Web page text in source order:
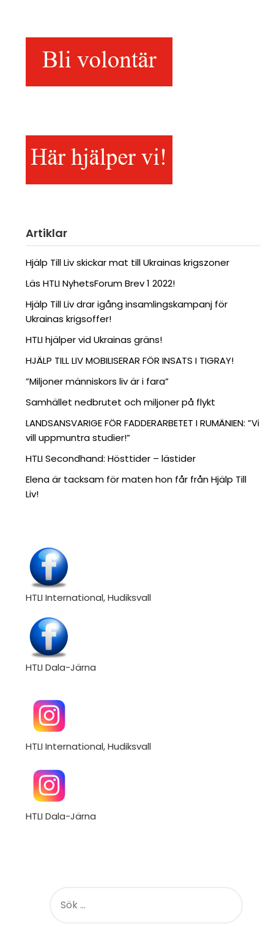
Artiklar
Hjälp Till Liv skickar mat till Ukrainas krigszoner
Läs HTLI NyhetsForum Brev 1 2022!
Hjälp Till Liv drar igång insamlingskampanj för
Ukrainas krigsoffer!
HTLI hjälper vid Ukrainas gräns!
HJÄLP TILL LIV MOBILISERAR FÖR INSATS I TIGRAY!
”Miljoner människors liv är i fara”
Samhället nedbrutet och miljoner på flykt
LANDSANSVARIGE FÖR FADDERARBETET I RUMÄNIEN: ”Vi
vill uppmuntra studier!”
HTLI Secondhand: Hösttider – lästider
Elena är tacksam för maten hon får från Hjälp Till
Liv!
HTLI International, Hudiksvall
HTLI Dala-Järna
HTLI International, Hudiksvall
HTLI Dala-Järna